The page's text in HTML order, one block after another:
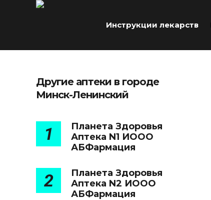
Инструкции лекарств
Другие аптеки в городе
Минск-Ленинский
1
Планета Здоровья
Аптека N1 ИООО
АБФармация
2
Планета Здоровья
Аптека N2 ИООО
АБФармация